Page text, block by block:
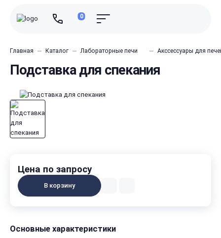
0
Главная Каталог Лабораторные печи Акссессуары для
Подставка для спекания
Цена по запросу
В корзину
Основные характеристики